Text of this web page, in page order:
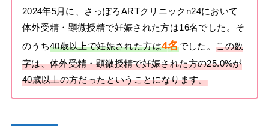
2024年5月に、さっぽろARTクリニックn24において
体外受精・顕微授精で妊娠された方は16名でした。そ
のうち40歳以上で妊娠された方は4名でした。この数
字は、体外受精・顕微授精で妊娠された方の25.0%が
40歳以上の方だったということになります。